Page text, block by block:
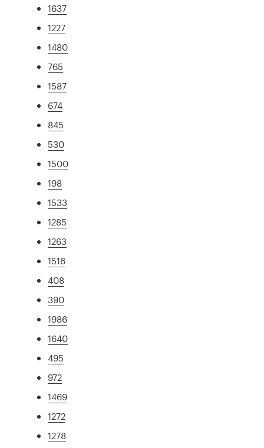
1637
1227
1480
765
1587
674
845
530
1500
198
1533
1285
1263
1516
408
390
1986
1640
495
972
1469
1272
1278